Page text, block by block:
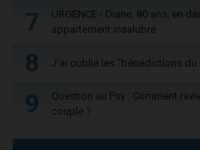
7
URGENCE - Diane, 80 ans, en
appartement insalubre
8 J'ai oublié les "bénédictions du
9
Question au Psy : Comment
couple ?